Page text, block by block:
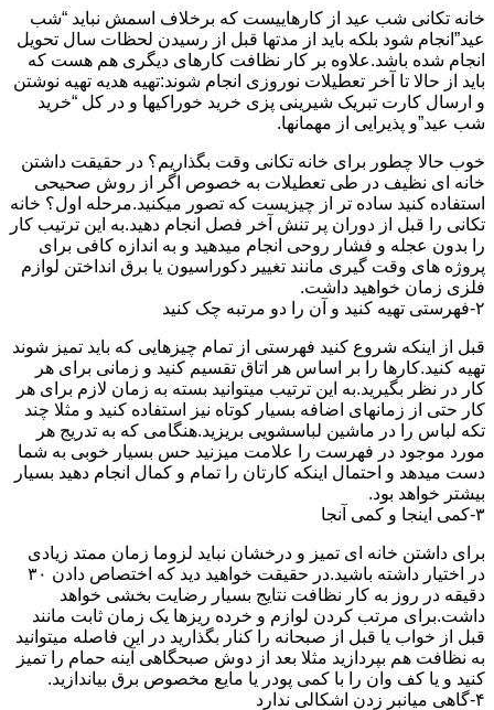
خانه تکانی شب عید از کارهاییست که برخلاف اسمش نباید “شب
عید”انجام شود بلکه باید از مدتها قبل از رسیدن لحظات سال تحویل
انجام شده باشد.علاوه بر کار نظافت کارهای دیگری هم هست که
باید از حالا تا آخر تعطیلات نوروزی انجام شوند:تهیه هدیه تهیه نوشتن
و ارسال کارت تبریک شیرینی پزی خرید خوراکیها و در کل “خرید
شب عید”و پذیرایی از مهمانها.
خوب حالا چطور برای خانه تکانی وقت بگذاریم؟ در حقیقت داشتن
خانه ای نظیف در طی تعطیلات به خصوص اگر از روش صحیحی
استفاده کنید ساده تر از چیزیست که تصور میکنید.مرحله اول؟ خانه
تکانی را قبل از دوران پر تنش آخر فصل انجام دهید.به این ترتیب کار
را بدون عجله و فشار روحی انجام میدهید و به اندازه کافی برای
پروژه های وقت گیری مانند تغییر دکوراسیون یا برق انداختن لوازم
فلزی زمان خواهید داشت.
۲-فهرستی تهیه کنید و آن را دو مرتبه چک کنید
قبل از اینکه شروع کنید فهرستی از تمام چیزهایی که باید تمیز شوند
تهیه کنید.کارها را بر اساس هر اتاق تقسیم کنید و زمانی برای هر
کار در نظر بگیرید.به این ترتیب میتوانید بسته به زمان لازم برای هر
کار حتی از زمانهای اضافه بسیار کوتاه نیز استفاده کنید و مثلا چند
تکه لباس را در ماشین لباسشویی بریزید.هنگامی که به تدریج هر
مورد موجود در فهرست را علامت میزنید حس بسیار خوبی به شما
دست میدهد و احتمال اینکه کارتان را تمام و کمال انجام دهید بسیار
بیشتر خواهد بود.
۳-کمی اینجا و کمی آنجا
برای داشتن خانه ای تمیز و درخشان نباید لزوما زمان ممتد زیادی
در اختیار داشته باشید.در حقیقت خواهید دید که اختصاص دادن ۳۰
دقیقه در روز به کار نظافت نتایج بسیار رضایت بخشی خواهد
داشت.برای مرتب کردن لوازم و خرده ریزها یک زمان ثابت مانند
قبل از خواب یا قبل از صبحانه را کنار بگذارید در این فاصله میتوانید
به نظافت هم بپردازید مثلا بعد از دوش صبحگاهی آینه حمام را تمیز
کنید و یا کف وان را با کمی پودر یا مایع مخصوص برق بیاندازید.
۴-گاهی میانبر زدن اشکالی ندارد